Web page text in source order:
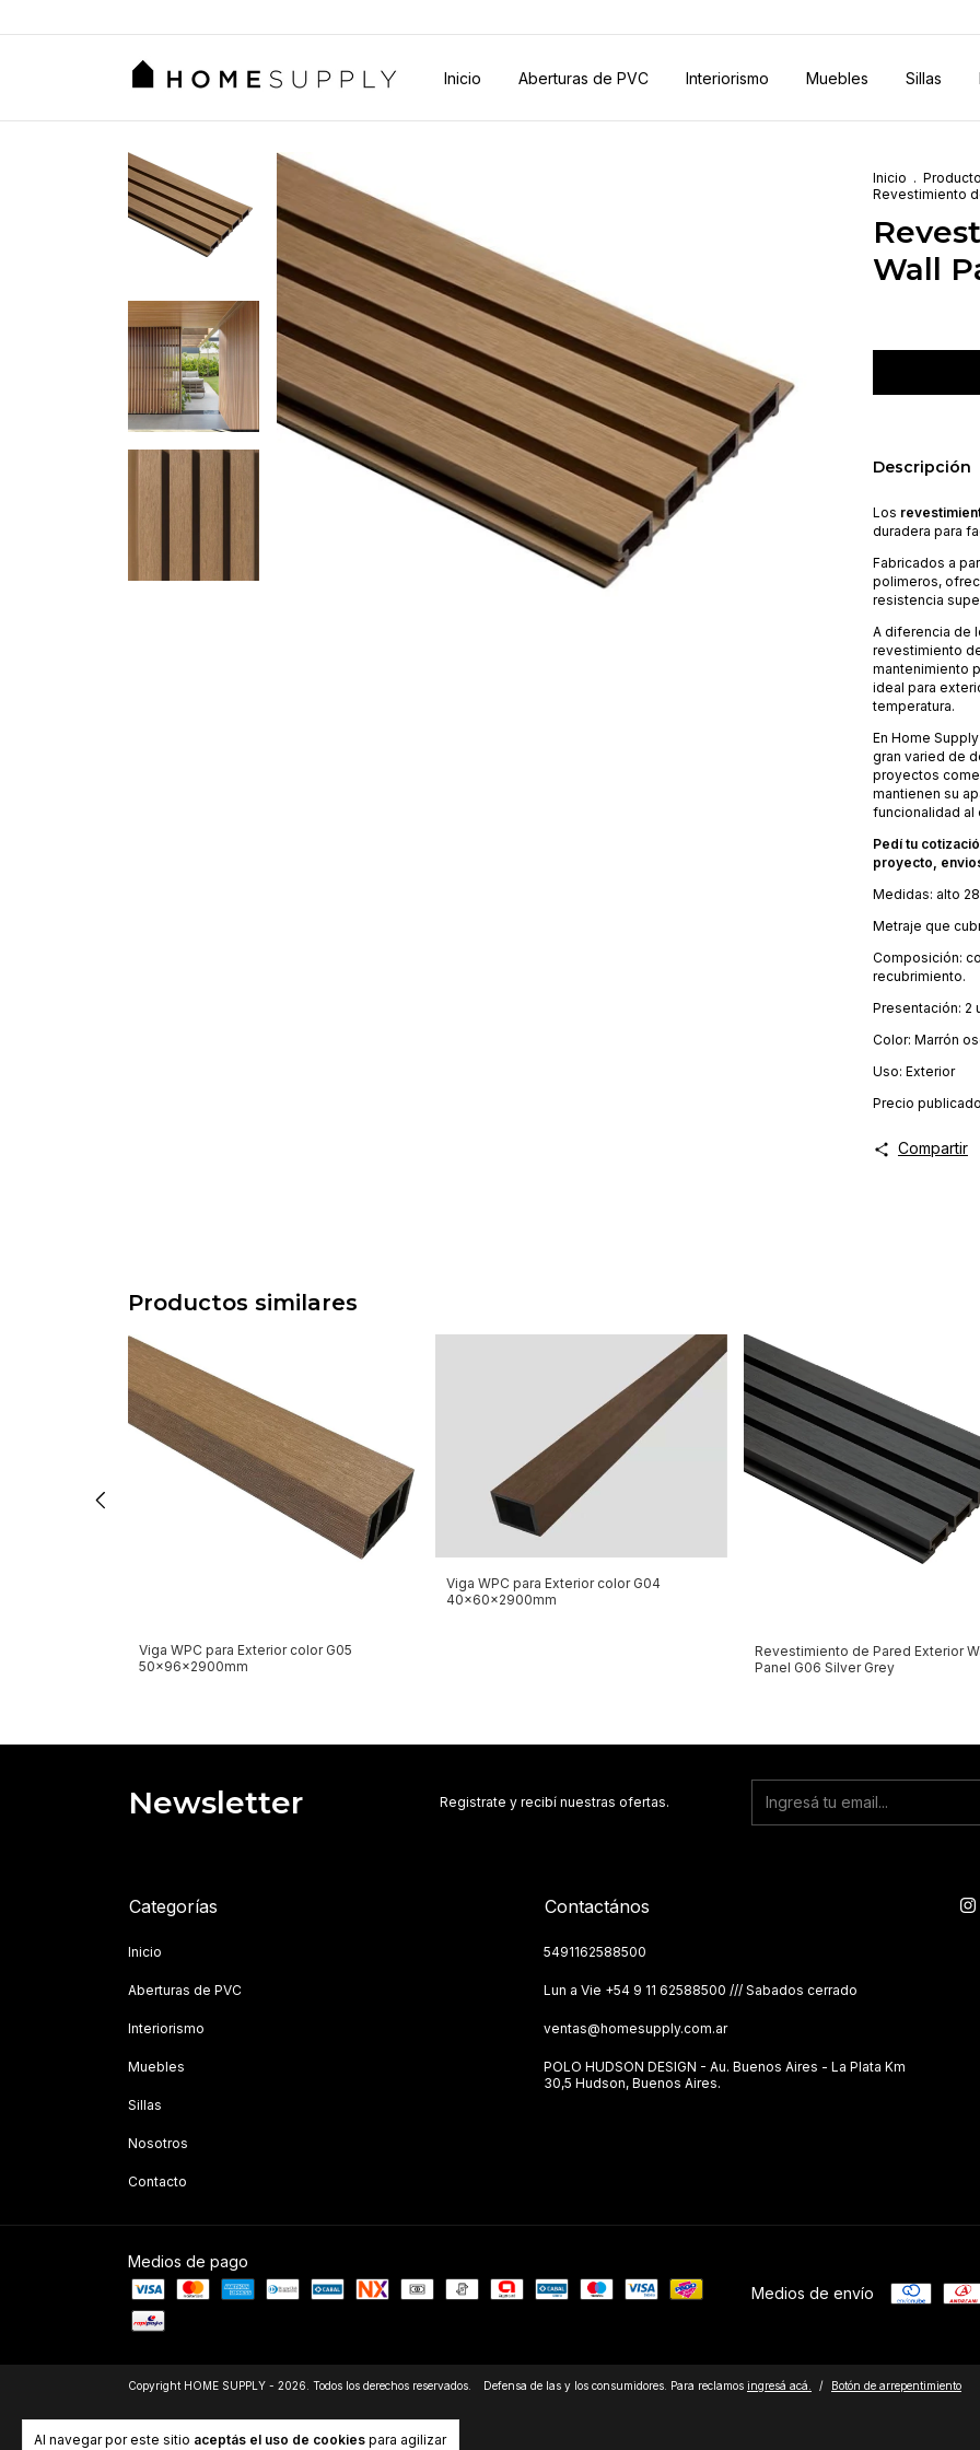
Inicio Aberturas de PVC Interiorismo Muebles Sillas
Al navegar por este sitio aceptás el uso de cookies para agilizar
Inicio .
Revestimiento
Wall
Descripción
Los
duradera para
Fabricados a
polimeros,
resistencia
A diferencia de
revestimiento
mantenimiento
ideal para
temperatura.
En Home
gran varied de
proyectos
mantienen su
funcionalidad al
Pedí tu
proyecto,
Medidas: alto
Metraje que
Composición:
recubrimiento.
Presentación: 2
Color: Marrón
Uso: Exterior
Precio
Compartir
Productos similares
Viga WPC para Exterior color G05
50x96x2900mm
Viga WPC para Exterior color G04
40x60x2900mm
Revestimiento de Pared Exterior
Panel G06 Silver Grey
Newsletter Registrate y recibí nuestras ofertas.
Categorías
Inicio
Aberturas de PVC
Interiorismo
Muebles
Sillas
Nosotros
Contacto
Contactános
5491162588500
Lun a Vie ‪+54 9 11 62588500 /// Sabados cerrado
ventas@homesupply.com.ar
POLO HUDSON DESIGN - Au. Buenos Aires - La Plata Km
30,5 Hudson, Buenos Aires.
Medios de pago
Medios de envío
Copyright HOME SUPPLY - 2026. Todos los derechos reservados. Defensa de las y los consumidores. Para reclamos ingresá acá. / Botón de arrepentimiento